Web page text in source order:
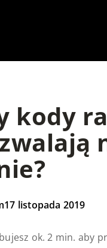
kody
17 listopada 2019
ok. 2 min. aby